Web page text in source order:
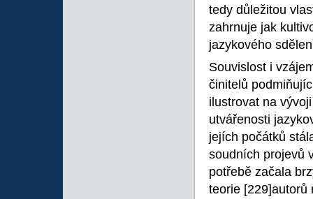
tedy důležitou
zahrnuje jak
jazykového
Souvislost i
činitelů
ilustrovat na
utvářenosti
jejích počátků
soudních projevů
potřebě začala
teorie [229]autorů